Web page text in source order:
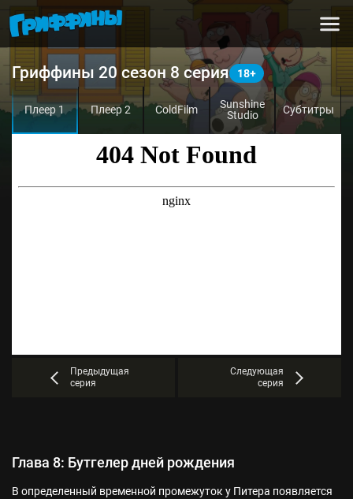
Гриффины 20 сезон 8 серия
Плеер 1 Плеер 2 ColdFilm
Sunshine
Studio
Субтитры
Предыдущая
серия
Следующая
серия
Глава 8: Бутгелер дней рождения
В определенный временной промежуток у Питера появляется